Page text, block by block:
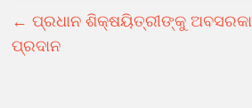
← ପ୍ରଧାନ ଶିକ୍ଷୟିତ୍ରୀଙ୍କୁ
ପ୍ରଦାନ